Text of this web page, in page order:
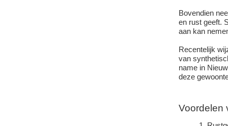
Bovendien
en rust geeft.
aan kan
Recentelijk
van
name in
deze
Voordelen